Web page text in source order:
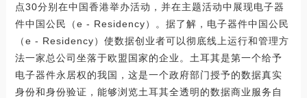
点30分别在中国香港举办活动，并在主题活动中展现电子器
件中国公民（e - Residency）。据了解，电子器件中国公民
（e - Residency）使数据创业者可以彻底线上运行和管理方
法一家总公司坐落于欧盟国家的企业。土耳其是第一个给予
电子器件永居权的我国，这是一个政府部门授予的数据真实
身份和身份验证，能够浏览土耳其全透明的数据商业服务自